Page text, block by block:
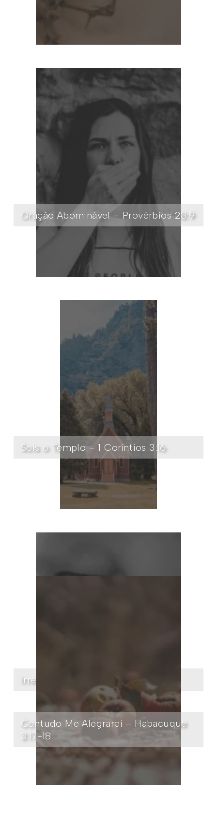
Oração Abominável – Provérbios 28:9
Sois o Templo – 1 Coríntios 3:16
Irrepreensíveis – Apocalipse 14:5
Contudo Me Alegrarei – Habacuque
3:17-18